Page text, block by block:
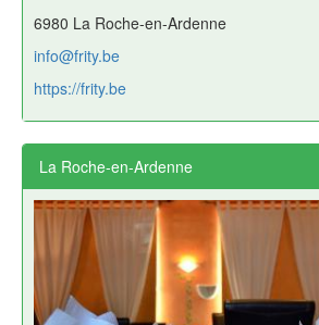
6980 La Roche-en-Ardenne
info@frity.be
https://frity.be
La Roche-en-Ardenne